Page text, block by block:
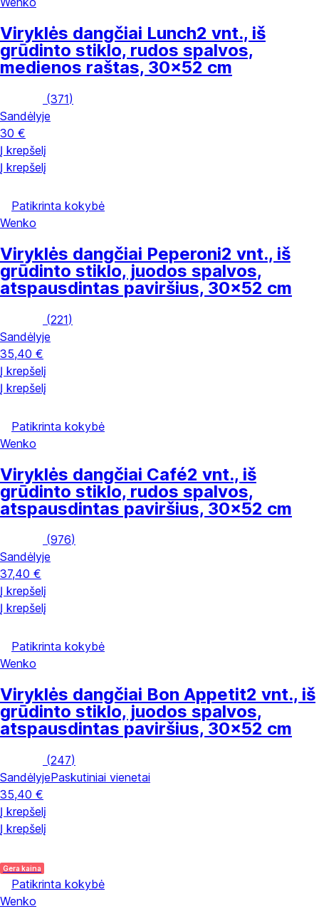
Viryklės dangčiai Lunch2 vnt., iš
grūdinto stiklo, rudos spalvos,
medienos raštas, 30x52 cm
(371)
Sandėlyje
30 €
Į krepšelį
Į krepšelį
Patikrinta kokybė
Wenko
Viryklės dangčiai Peperoni2 vnt., iš
grūdinto stiklo, juodos spalvos,
atspausdintas paviršius, 30x52 cm
(221)
Sandėlyje
35,40 €
Į krepšelį
Į krepšelį
Patikrinta kokybė
Wenko
Viryklės dangčiai Café2 vnt., iš
grūdinto stiklo, rudos spalvos,
atspausdintas paviršius, 30x52 cm
(976)
Sandėlyje
37,40 €
Į krepšelį
Į krepšelį
Patikrinta kokybė
Wenko
Viryklės dangčiai Bon Appetit2 vnt., iš
grūdinto stiklo, juodos spalvos,
atspausdintas paviršius, 30x52 cm
(247)
SandėlyjePaskutiniai vienetai
35,40 €
Į krepšelį
Į krepšelį
Gera kaina
Patikrinta kokybė
Wenko